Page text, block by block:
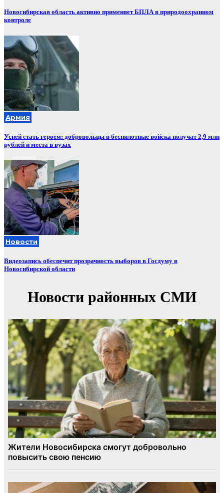
Новосибирская область активно применяет БПЛА в природоохранном
контроле
Армия
Успей стать героем: добровольцы в беспилотные войска получат 2,9 млн
рублей и места в вузах
Новости
Видеозапись обеспечит прозрачность выборов в Госдуму в
Новосибирской области